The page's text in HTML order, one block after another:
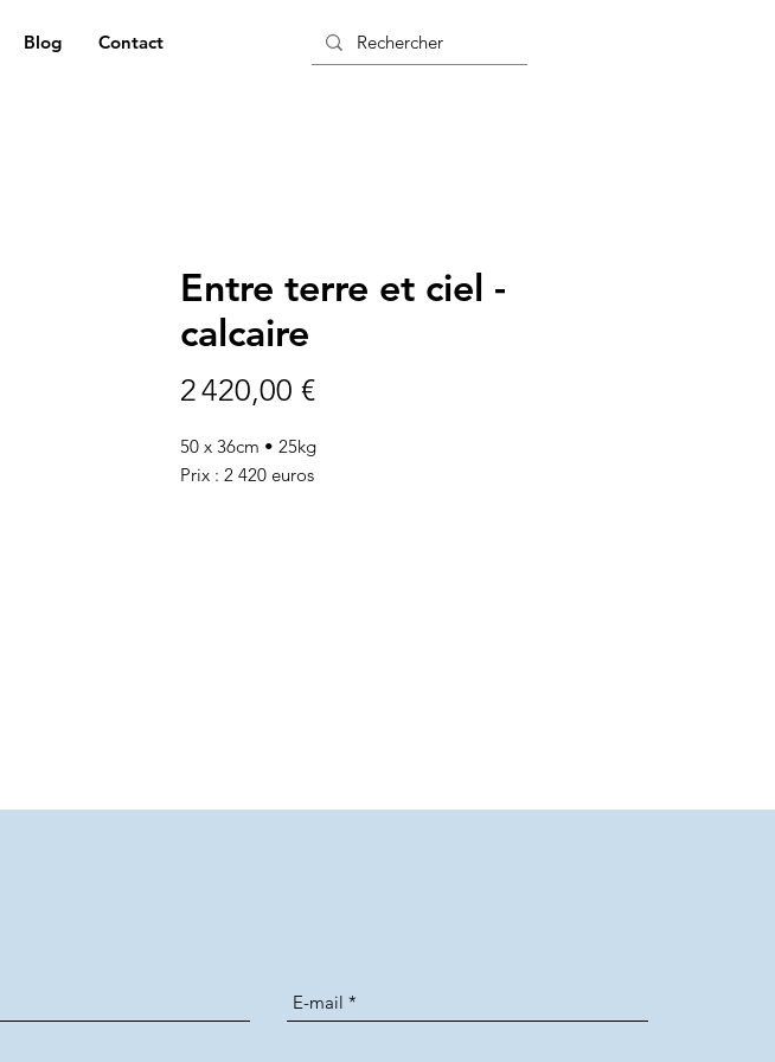
Blog Contact
Entre terre et ciel -
calcaire
2 420,00 €Prix
50 x 36cm • 25kg
Prix : 2 420 euros